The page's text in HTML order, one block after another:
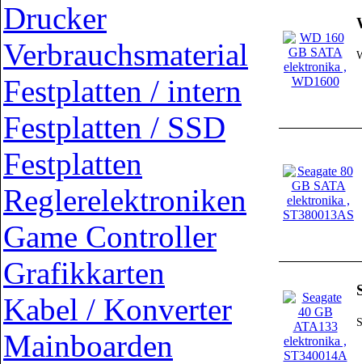
Drucker
Verbrauchsmaterial
Festplatten / intern
Festplatten / SSD
Festplatten
Reglerelektroniken
Game Controller
Grafikkarten
Kabel / Konverter
Mainboarden